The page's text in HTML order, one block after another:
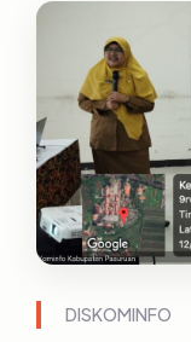
DISKOMINFO